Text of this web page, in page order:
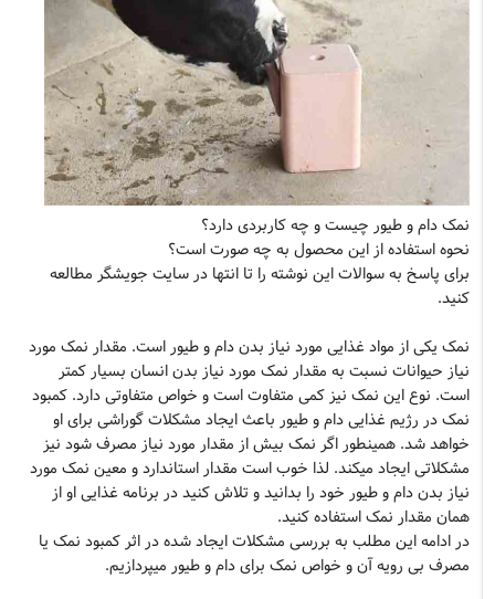
نمک دام و طیور چیست و چه کاربردی دارد؟
نحوه استفاده از این محصول به چه صورت است؟
برای پاسخ به سوالات این نوشته را تا انتها در سایت جویشگر مطالعه
کنید.
نمک یکی از مواد غذایی مورد نیاز بدن دام و طیور است. مقدار نمک مورد
نیاز حیوانات نسبت به مقدار نمک مورد نیاز بدن انسان بسیار کمتر
است. نوع این نمک نیز کمی متفاوت است و خواص متفاوتی دارد. کمبود
نمک در رژیم غذایی دام و طیور باعث ایجاد مشکلات گوراشی برای او
خواهد شد. همینطور اگر نمک بیش از مقدار مورد نیاز مصرف شود نیز
مشکلاتی ایجاد میکند. لذا خوب است مقدار استاندارد و معین نمک مورد
نیاز بدن دام و طیور خود را بدانید و تلاش کنید در برنامه غذایی او از
همان مقدار نمک استفاده کنید.
در ادامه این مطلب به بررسی مشکلات ایجاد شده در اثر کمبود نمک یا
مصرف بی رویه آن و خواص نمک برای دام و طیور میپردازیم.